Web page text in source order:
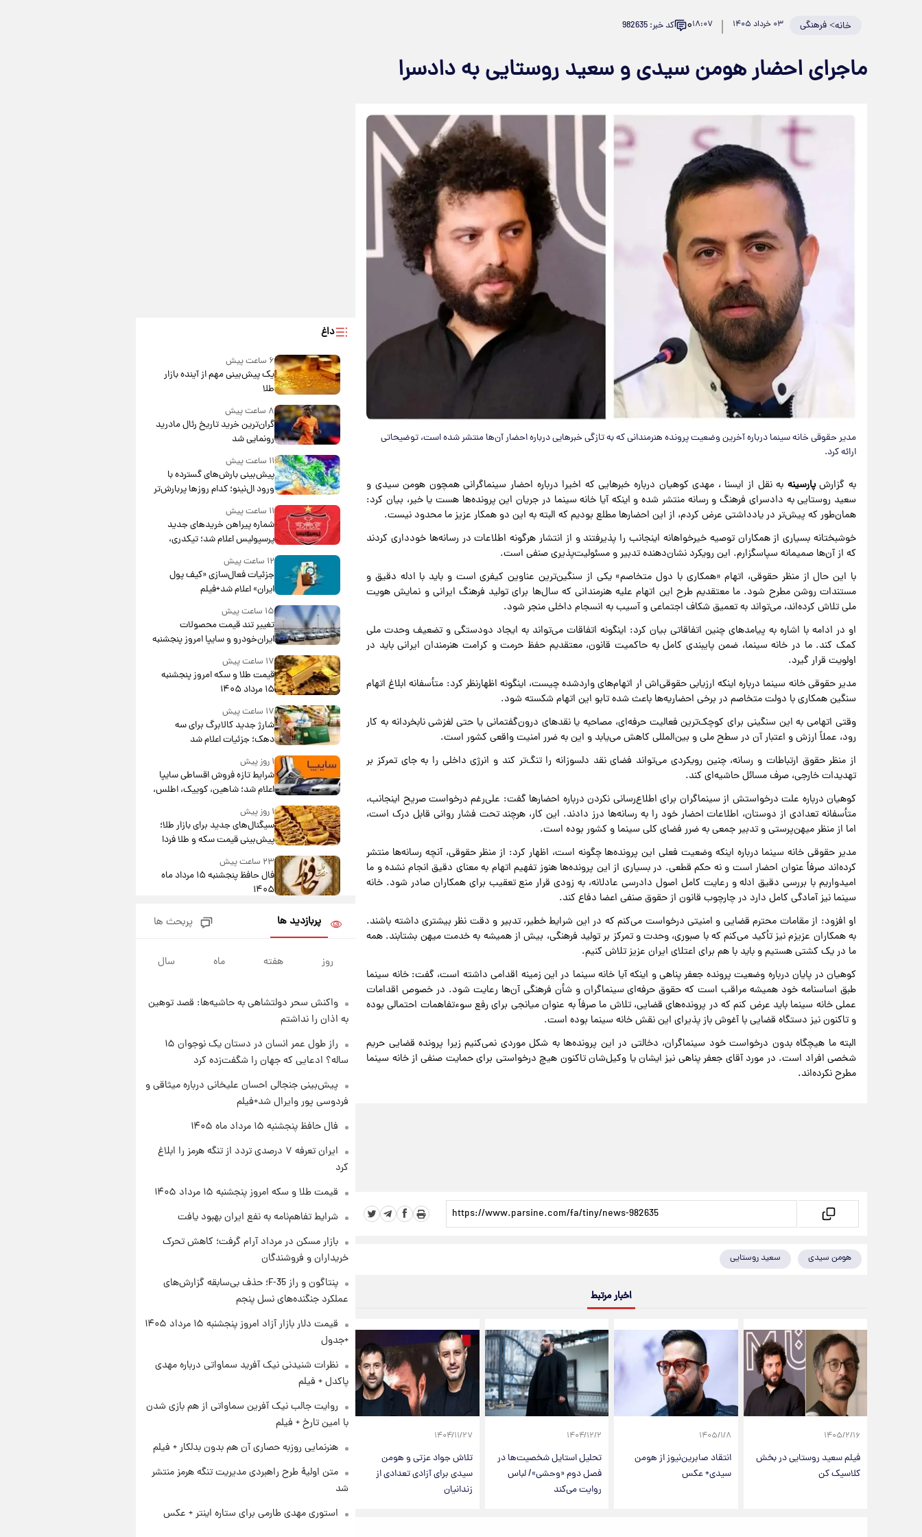
خانه>فرهنگی ۰۳ خرداد ۱۴۰۵ ۱۸:۰۷۰ کد خبر: 982635
ماجرای احضار هومن سیدی و سعید روستایی به دادسرا
مدیر حقوقی خانه سینما درباره آخرین وضعیت پرونده‌ هنرمندانی که به تازگی خبرهایی درباره احضار آن‌ها منتشر شده است، توضیحاتی
ارائه کرد.
به گزارشپارسینه به نقل از ایسنا ، مهدی کوهیان درباره خبرهایی که اخیرا درباره احضار سینماگرانی همچون هومن سیدی و
سعید روستایی به دادسرای فرهنگ و رسانه منتشر شده و اینکه آیا خانه سینما در جریان این پرونده‌ها هست یا خیر، بیان کرد:
همان‌طور که پیش‌تر در یادداشتی عرض کردم، از این احضارها مطلع بودیم که البته به این دو همکار عزیز ما محدود نیست.
خوشبختانه بسیاری از همکاران توصیه خیرخواهانه اینجانب را پذیرفتند و از انتشار هرگونه اطلاعات در رسانه‌ها خودداری کردند
که از آن‌ها صمیمانه سپاسگزارم. این رویکرد نشان‌دهنده تدبیر و مسئولیت‌پذیری صنفی است.
با این حال از منظر حقوقی، اتهام «همکاری با دول متخاصم» یکی از سنگین‌ترین عناوین کیفری است و باید با ادله دقیق و
مستندات روشن مطرح شود. ما معتقدیم طرح این اتهام علیه هنرمندانی که سال‌ها برای تولید فرهنگ ایرانی و نمایش هویت
ملی تلاش کرده‌اند، می‌تواند به تعمیق شکاف اجتماعی و آسیب به انسجام داخلی منجر شود.
او در ادامه با اشاره به پیامدهای چنین اتفاقاتی بیان کرد: اینگونه اتفاقات می‌تواند به ایجاد دودستگی و تضعیف وحدت ملی
کمک کند. ما در خانه سینما، ضمن پایبندی کامل به حاکمیت قانون، معتقدیم حفظ حرمت و کرامت هنرمندان ایرانی باید در
اولویت قرار گیرد.
مدیر حقوقی خانه سینما درباره اینکه ارزیابی حقوقی‌اش ار اتهام‌های واردشده چیست، اینگونه اظهارنظر کرد: متأسفانه ابلاغ اتهام
سنگین همکاری با دولت متخاصم در برخی احضاریه‌ها باعث شده تابو این اتهام شکسته شود.
وقتی اتهامی به این سنگینی برای کوچک‌ترین فعالیت حرفه‌ای، مصاحبه یا نقدهای درون‌گفتمانی یا حتی لغزشی نابخردانه به کار
رود، عملاً ارزش و اعتبار آن در سطح ملی و بین‌المللی کاهش می‌یابد و این به ضرر امنیت واقعی کشور است.
از منظر حقوق ارتباطات و رسانه، چنین رویکردی می‌تواند فضای نقد دلسوزانه را تنگ‌تر کند و انرژی داخلی را به جای تمرکز بر
تهدیدات خارجی، صرف مسائل حاشیه‌ای کند.
کوهیان درباره علت درخواستش از سینماگران برای اطلاع‌رسانی نکردن درباره احضارها گفت: علی‌رغم درخواست صریح اینجانب،
متأسفانه تعدادی از دوستان، اطلاعات احضار خود را به رسانه‌ها درز دادند. این کار، هرچند تحت فشار روانی قابل درک است،
اما از منظر میهن‌پرستی و تدبیر جمعی به ضرر فضای کلی سینما و کشور بوده است.
مدیر حقوقی خانه سینما درباره اینکه وضعیت فعلی این پرونده‌ها چگونه است، اظهار کرد: از منظر حقوقی، آنچه رسانه‌ها منتشر
کرده‌اند صرفاً عنوان احضار است و نه حکم قطعی. در بسیاری از این پرونده‌ها هنوز تفهیم اتهام به معنای دقیق انجام نشده و ما
امیدواریم با بررسی دقیق ادله و رعایت کامل اصول دادرسی عادلانه، به زودی قرار منع تعقیب برای همکاران صادر شود. خانه
سینما نیز آمادگی کامل دارد در چارچوب قانون از حقوق صنفی اعضا دفاع کند.
او افزود: از مقامات محترم قضایی و امنیتی درخواست می‌کنم که در این شرایط خطیر، تدبیر و دقت نظر بیشتری داشته باشند.
به همکاران عزیزم نیز تأکید می‌کنم که با صبوری، وحدت و تمرکز بر تولید فرهنگی، بیش از همیشه به خدمت میهن بشتابند. همه
ما در یک کشتی هستیم و باید با هم برای اعتلای ایران عزیز تلاش کنیم.
کوهیان در پایان درباره وضعیت پرونده جعفر پناهی و اینکه آیا خانه سینما در این‌ زمینه اقدامی داشته است، گفت: خانه سینما
طبق اساسنامه خود همیشه مراقب است که حقوق حرفه‌ای سینماگران و شأن فرهنگی آن‌ها رعایت شود. در خصوص اقدامات
عملی خانه سینما باید عرض کنم که در پرونده‌های قضایی، تلاش ما صرفاً به عنوان میانجی برای رفع سوءتفاهمات احتمالی بوده
و تاکنون نیز دستگاه قضایی با آغوش باز پذیرای این نقش خانه سینما بوده است.
البته ما هیچگاه بدون درخواست خود سینماگران، دخالتی در این پرونده‌ها به شکل موردی نمی‌کنیم زیرا پرونده قضایی حریم
شخصی افراد است. در مورد آقای جعفر پناهی نیز ایشان یا وکیل‌شان تاکنون هیچ درخواستی برای حمایت صنفی از خانه سینما
مطرح نکرده‌اند.
هومن سیدی سعید روستایی
اخبار مرتبط
۱۴۰۵/۲/۱۶
فیلم سعید روستایی در بخش
کلاسیک کن
۱۴۰۵/۱/۸
انتقاد صابرین‌نیوز از هومن
سیدی+ عکس
۱۴۰۴/۱۲/۲
تحلیل استایل شخصیت‌ها در
فصل دوم «وحشی»/ لباس
روایت می‌کند
۱۴۰۴/۱۱/۲۷
تلاش جواد عزتی و هومن
سیدی برای آزادی تعدادی از
زندانیان
داغ
۶ ساعت پیش
یک پیش‌بینی مهم از آینده بازار
طلا
۸ ساعت پیش
گران‌ترین خرید تاریخ رئال مادرید
رونمایی شد
۱۱ ساعت پیش
پیش‌بینی بارش‌های گسترده با
ورود ال‌نینو؛ کدام روزها پربارش‌تر
خواهند بود؟
۱۱ ساعت پیش
شماره پیراهن خریدهای جدید
پرسپولیس اعلام شد؛ تیکدری،
محبی و سرگیف با اعداد ویژه
۱۲ ساعت پیش
جزئیات فعال‌سازی «کیف پول
ایران» اعلام شد+فیلم
۱۵ ساعت پیش
تغییر تند قیمت محصولات
ایران‌خودرو و سایپا امروز پنجشنبه
۱۵ مرداد ۱۴۰۵ +جدول
۱۷ ساعت پیش
قیمت طلا و سکه امروز پنجشنبه
۱۵ مرداد ۱۴۰۵
۱۷ ساعت پیش
شارژ جدید کالابرگ برای سه
دهک؛ جزئیات اعلام شد
۱ روز پیش
شرایط تازه فروش اقساطی سایپا
اعلام شد؛ شاهین، کوییک، اطلس،
سهند و ساینا با اقساط بلندمدت +
جدول۱ روز پیش
سیگنال‌های جدید برای بازار طلا؛
پیش‌بینی قیمت سکه و طلا فردا
۲۳ ساعت پیش
فال حافظ پنجشنبه ۱۵ مرداد ماه
۱۴۰۵
فال قهوه روزانه پنجشنبه ۱۵ مرداد
ماه ۱۴۰۵
۱ روز پیش
چهارشنبه ۱۴ مرداد + جدول
۱ روز پیش
تولید سایپا؛ نام خودرو، مبلغ پیش
پرداخت و زمان تحویل | سود
مشارکت چند درصد است؟
پربازدید ها پربحث ها
روز هفته ماه سال
واکنش سحر دولتشاهی به حاشیه‌ها: قصد توهین
به اذان را نداشتم
راز طول عمر انسان در دستان یک نوجوان ۱۵
ساله؟ ادعایی که جهان را شگفت‌زده کرد
پیش‌بینی جنجالی احسان علیخانی درباره میثاقی و
فردوسی پور وایرال شد+فیلم
فال حافظ پنجشنبه ۱۵ مرداد ماه ۱۴۰۵
ایران تعرفه ۷ درصدی تردد از تنگه هرمز را ابلاغ
کرد
قیمت طلا و سکه امروز پنجشنبه ۱۵ مرداد ۱۴۰۵
شرایط تفاهم‌نامه به نفع ایران بهبود یافت
بازار مسکن در مرداد آرام گرفت؛ کاهش تحرک
خریداران و فروشندگان
پنتاگون و راز F-35؛ حذف بی‌سابقه گزارش‌های
عملکرد جنگنده‌های نسل پنجم
قیمت دلار بازار آزاد امروز پنجشنبه ۱۵ مرداد ۱۴۰۵
+جدول
نظرات شنیدنی نیک آفرید سماواتی درباره مهدی
پاکدل + فیلم
روایت جالب نیک آفرین سماواتی از هم بازی شدن
با امین تارخ + فیلم
هنرنمایی روزبه حصاری آن هم بدون بدلکار + فیلم
متن اولیۀ طرح راهبردی مدیریت تنگه هرمز منتشر
شد
استوری مهدی طارمی برای ستاره اینتر + عکس